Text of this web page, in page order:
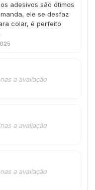
adesivos são ótimos
ele se desfaz
colar, é perfeito
a avaliação
a avaliação
a avaliação